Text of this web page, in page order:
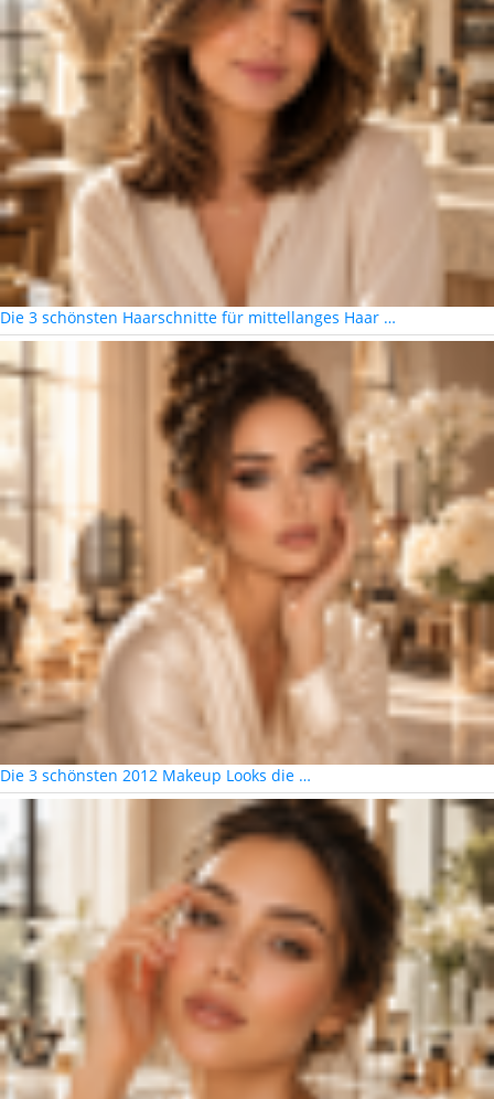
Die 3 schönsten Haarschnitte für mittellanges Haar …
Die 3 schönsten 2012 Makeup Looks die …